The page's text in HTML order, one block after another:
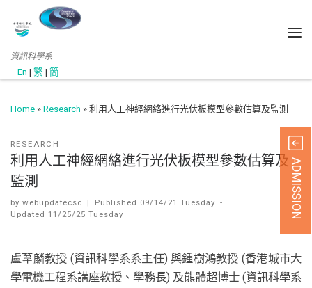
資訊科學系
En | 繁 | 簡
Home » Research » 利用人工神經網絡進行光伏板模型參數估算及監測
RESEARCH
利用人工神經網絡進行光伏板模型參數估算及
監測
by webupdatecsc | Published 09/14/21 Tuesday -
Updated 11/25/25 Tuesday
盧葦麟教授 (資訊科學系系主任) 與鍾樹鴻教授 (香港城市大
學電機工程系講座教授、學務長) 及熊體超博士 (資訊科學系
ADMISSION